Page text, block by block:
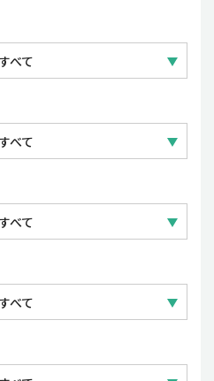
べて
リエイティブ
ート・事務
べて
契約社員
紹介予定派遣
務委託
べて
ク（一部出社）
べて
ム制・裁量労働制
勤務OK